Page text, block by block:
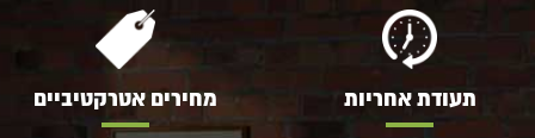
תעודת אחריות מחירים אטרקטיביים